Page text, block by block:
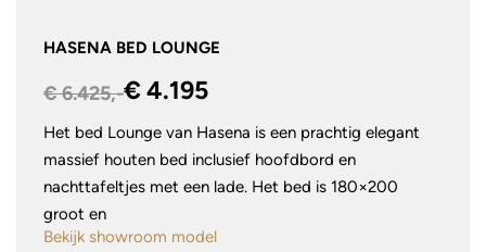
HASENA BED LOUNGE
€ 6.425,-€ 4.195
Het bed Lounge van Hasena is een prachtig elegant
massief houten bed inclusief hoofdbord en
nachttafeltjes met een lade. Het bed is 180×200
groot en
Bekijk showroom model